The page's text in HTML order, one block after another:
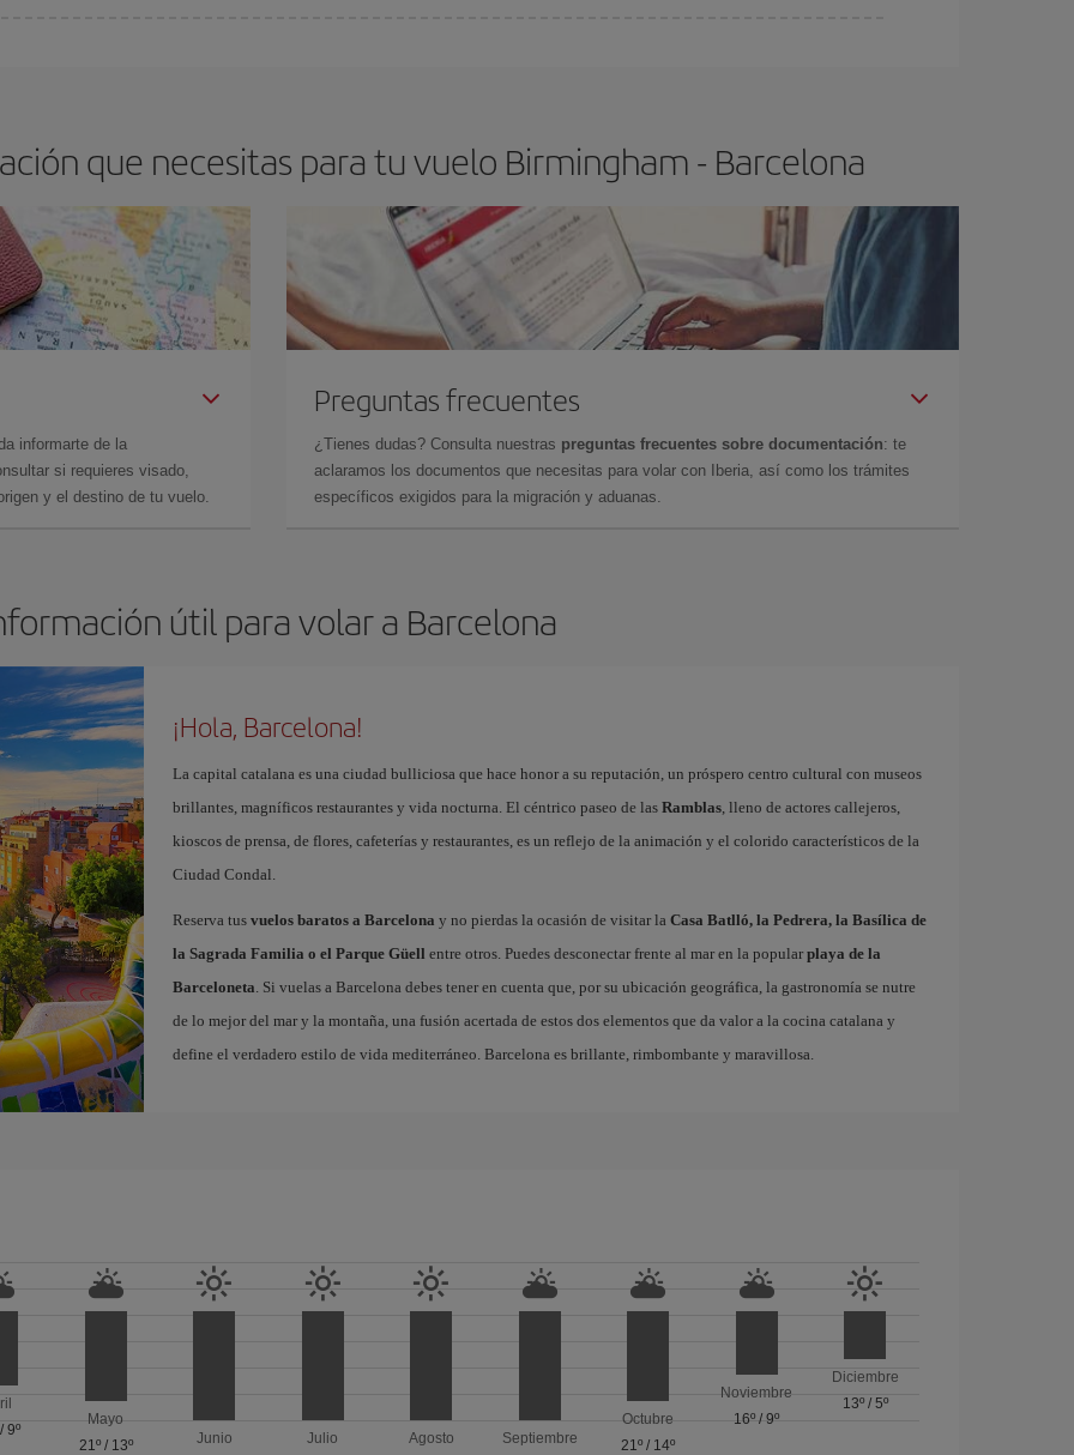
que necesitas para tu vuelo Birmingham - Barcelona
informarte de la
si requieres visado,
y el destino de tu vuelo.
Preguntas frecuentes
¿Tienes dudas? Consulta nuestras preguntas frecuentes sobre documentación: te
aclaramos los documentos que necesitas para volar con Iberia, así como los trámites
específicos exigidos para la migración y aduanas.
útil para volar a Barcelona
¡Hola, Barcelona!
La capital catalana es una ciudad bulliciosa que hace honor a su reputación, un próspero centro cultural con museos
brillantes, magníficos restaurantes y vida nocturna. El céntrico paseo de las Ramblas, lleno de actores callejeros,
kioscos de prensa, de flores, cafeterías y restaurantes, es un reflejo de la animación y el colorido característicos de la
Ciudad Condal.
Reserva tus vuelos baratos a Barcelona y no pierdas la ocasión de visitar la Casa Batlló, la Pedrera, la Basílica de
la Sagrada Familia o el Parque Güell entre otros. Puedes desconectar frente al mar en la popular playa de la
Barceloneta. Si vuelas a Barcelona debes tener en cuenta que, por su ubicación geográfica, la gastronomía se nutre
de lo mejor del mar y la montaña, una fusión acertada de estos dos elementos que da valor a la cocina catalana y
define el verdadero estilo de vida mediterráneo. Barcelona es brillante, rimbombante y maravillosa.
9º
Mayo
21º/ 13º
Junio
Julio
Agosto
Septiembre
Octubre
21º / 14º
Noviembre
16º /9º
Diciembre
13º/ 5º